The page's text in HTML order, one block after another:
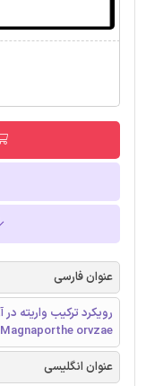
عنوان فارسی
Magnaporthe orvzae
عنوان انگلیسی